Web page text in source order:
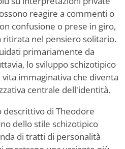
reagire a commenti o
confusione o prese in giro,
ritirata nel pensiero solitario.
primariamente da
lo sviluppo schizotipico
immaginativa che diventa
centrale dell'identità.
di Theodore
dello stile schizotipico
di tratti di personalità